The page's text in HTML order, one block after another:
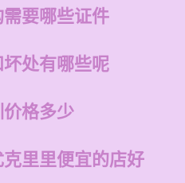
要哪些证件
处有哪些呢
格多少
里里便宜的店好